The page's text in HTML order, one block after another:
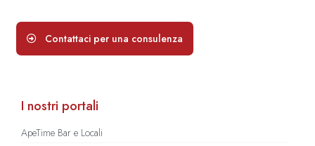
Contattaci per una consulenza
I nostri portali
ApeTime Bar e Locali